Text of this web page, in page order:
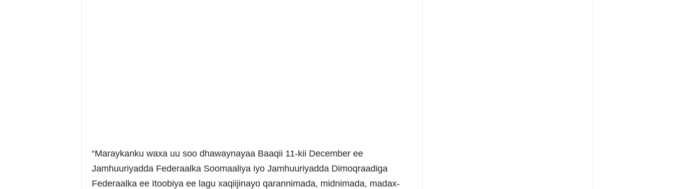
“Maraykanku waxa uu soo dhawaynayaa Baaqii 11-kii December ee
Jamhuuriyadda Federaalka Soomaaliya iyo Jamhuuriyadda Dimoqraadiga
Federaalka ee Itoobiya ee lagu xaqiijinayo qarannimada, midnimada, madax-